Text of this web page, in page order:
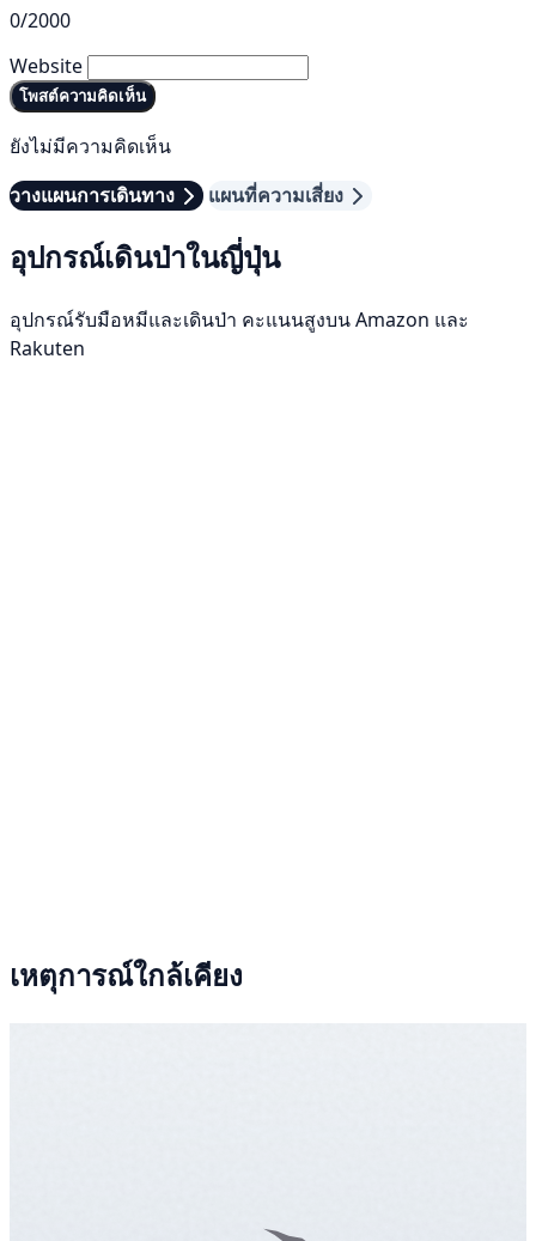
0/2000
Website
โพสต์ความคิดเห็น
ยังไม่มีความคิดเห็น
วางแผนการเดินทาง
แผนที่ความเสี่ยง
อุปกรณ์เดินป่าในญี่ปุ่น
อุปกรณ์รับมือหมีและเดินป่า คะแนนสูงบน Amazon และ
Rakuten
เหตุการณ์ใกล้เคียง